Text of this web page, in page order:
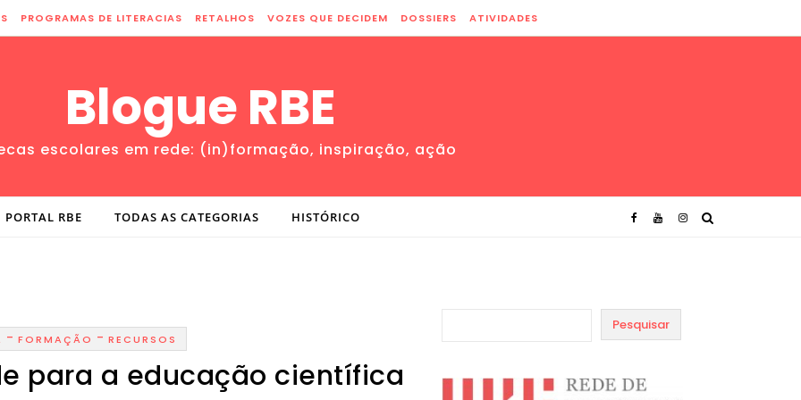
PROGRAMAS DE LITERACIAS RETALHOS VOZES QUE DECIDEM DOSSIERS ATIVIDADES
Blogue RBE
escolares em rede: (in)formação, inspiração, ação
PORTAL RBE TODAS AS CATEGORIAS HISTÓRICO
- FORMAÇÃO - RECURSOS
para a educação científica
Pesquisar